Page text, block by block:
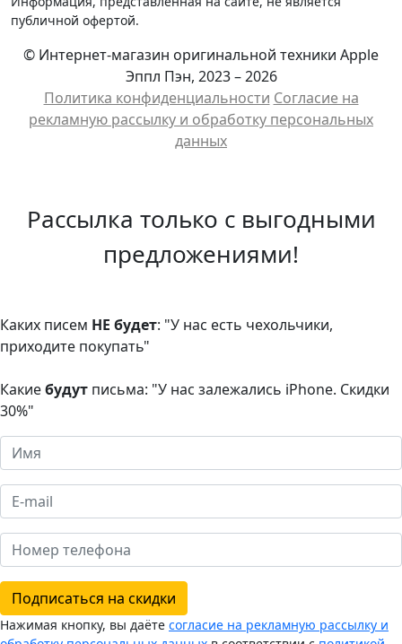
публичной офертой.
© Интернет-магазин оригинальной техники Apple
Эппл Пэн, 2023 – 2026
Политика конфиденциальности Cогласие на
рекламную рассылку и обработку персональных
данных
Рассылка только с выгодными
предложениями!
Каких писем НЕ будет: "У нас есть чехольчики,
приходите покупать"
Какиебудут письма: "У нас залежались iPhone. Скидки
30%"
Подписаться на скидки
Нажимая кнопку, вы даёте согласие на рекламную рассылку и